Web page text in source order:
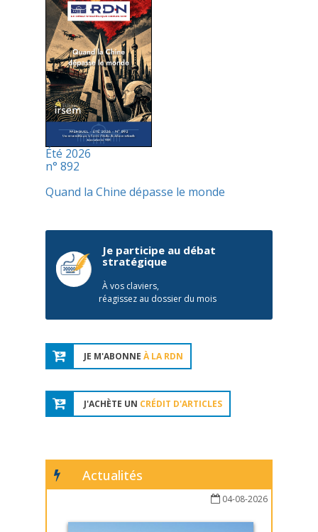
Été 2026
n° 892
Quand la Chine dépasse le monde
Je participe au débat
stratégique
À vos claviers,
réagissez au dossier du mois
JE M'ABONNE À LA RDN
J'ACHÈTE UN CRÉDIT D'ARTICLES
Actualités
04-08-2026